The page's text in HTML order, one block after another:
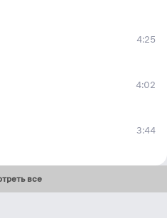
4:25
4:02
3:44
все